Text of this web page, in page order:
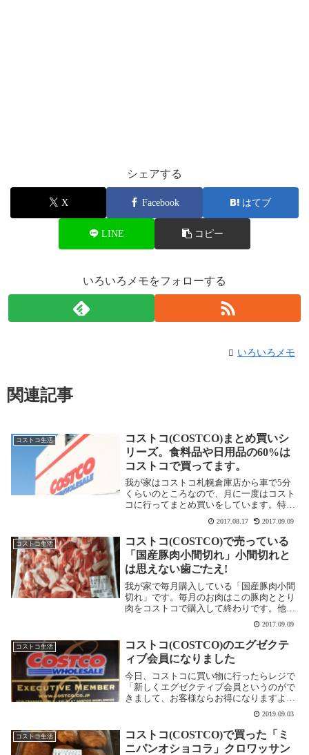
シェアする
X Facebook はてブ
LINE コピー
いろいろメモをフォローする
いろいろメモ
関連記事
コストコ生活
コストコ(COSTCO)まとめ買いシ
リーズ。食料品や日用品の60%は
コストコで買ってます。
我が家はコストコ札幌倉庫店から車で5分
くらいのところなので、月に一度はコスト
コに行ってまとめ買いをしています。特
に、肉、魚はコストコ以外では買いませ
ん。一ヶ月分を冷凍庫で保存し、使う都度
解凍しています。一ヶ月で4～5万円コスト
コで買いますが...
2017.08.17 2017.09.09
コストコ生活
コストコ(COSTCO)で売っている
「国産豚肉小間切れ」小間切れと
は思えない歯ごたえ!
我が家で毎月購入している「国産豚肉小間
切れ」です。毎月のお肉はこの豚肉ととり
肉をコストコで購入して終わりです。他の
お店では買いません。コストコのお肉は価
格と味のコスパが最高です。国産豚肉小間
切れのお値段は?コストコで販売している
「国産豚肉小...
2017.09.09
コストコ生活
コストコ(COSTCO)のエグゼクテ
ィブ会員になりました
今日、コストコに買い物に行ったらレジで
「新しくエグゼクティブ会員というのがで
きまして、お客様ならお得になりますよ」
と声をかけられました。今までのコストコ
会員の種別今までのコストコ会員は大きく
分けて以下の2つでした。 ゴールドスター
会員 個人...
2019.09.03
コストコ生活
コストコ(COSTCO)で買った「ミ
ニパンオショコラ」クロワッサン